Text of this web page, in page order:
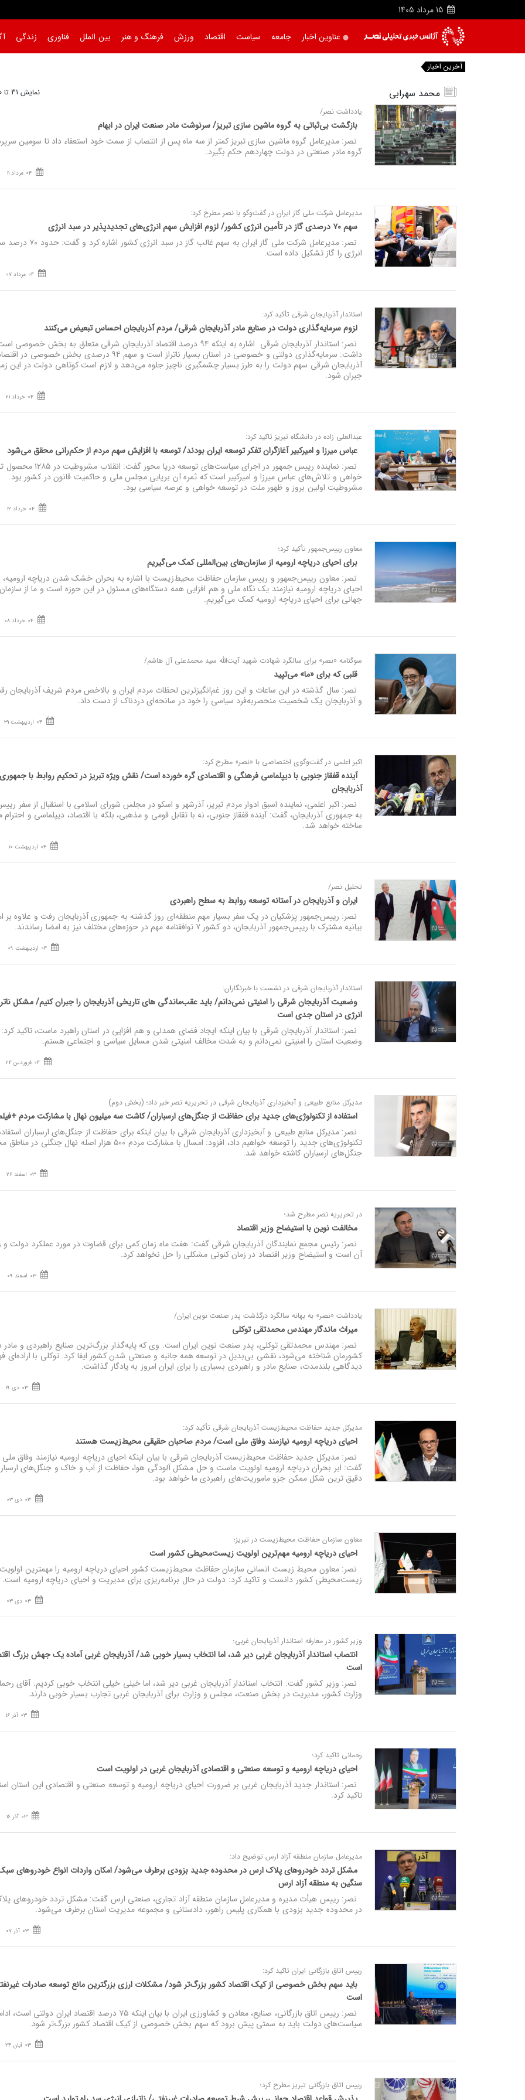
15 مرداد 1405
عناوین اخبار جامعه سیاست اقتصاد ورزش فرهنگ و هنر بین الملل فناوری زندگی
آخرین اخبار
محمد سهرابی
نمایش 31 تا 60 از 334
یادداشت نصر/
بازگشت بی‌ثباتی به گروه ماشین سازی تبریز/ سرنوشت مادر صنعت ایران در ابهام
نصر: مدیرعامل گروه ماشین سازی تبریز کمتر از سه ماه پس از انتصاب از سمت خود استعفاء داد تا سومین
گروه مادر صنعتی در دولت چهاردهم حکم بگیرد.
04 مرداد 11
مدیرعامل شرکت ملی گاز ایران در گفت‌وگو با نصر مطرح کرد:
سهم ۷۰ درصدی گاز در تأمین انرژی کشور/ لزوم افزایش سهم انرژی‌های تجدیدپذیر در سبد انرژی
نصر: مدیرعامل شرکت ملی گاز ایران به سهم غالب گاز در سبد انرژی کشور
انرژی را گاز تشکیل داده است.
04 مرداد 07
استاندار آذربایجان شرقی تأکید کرد:
لزوم سرمایه‌گذاری دولت در صنایع مادر آذربایجان شرقی/ مردم آذربایجان احساس تبعیض می‌کنند
نصر: استاندار آذربایجان شرقی اشاره به اینکه ۹۴ درصد اقتصاد آذربایجان شرقی متعلق به بخش
داشت: سرمایه‌گذاری دولتی و خصوصی در استان بسیار ناتراز است و سهم ۹۴ درصدی بخش خصوصی در
آذربایجان شرقی سهم دولت را به طرز بسیار چشمگیری ناچیز جلوه می‌دهد و لازم است کوتاهی دولت در این
جبران شود.
04 خرداد 21
عبدالعلی‌ زاده در دانشگاه تبریز تاکید کرد:
عباس میرزا و امیرکبیر آغازگران تفکر توسعه ایران بودند/ توسعه با افزایش سهم مردم از حکم‌رانی محقق می‌شود
نصر: نماینده رییس‌ جمهور در اجرای سیاست‌های توسعه دریا محور
خواهی و تلاش‌های عباس میرزا و امیرکبیر است که ثمره آن برپایی مجلس ملی و حاکمیت قانون در کشور بود.
مشروطیت اولین بروز و ظهور ملت در توسعه خواهی و عرصه سیاسی بود.
04 خرداد 12
معاون رییس‌جمهور تأکید کرد؛
برای احیای دریاچه ارومیه از سازمان‌های بین‌المللی کمک می‌گیریم
نصر: معاون رییس‌جمهور و رییس سازمان حفاظت محیط‌زیست با اشاره به بحران خشک شدن دریاچه
احیای دریاچه ارومیه نیازمند یک نگاه ملی و هم افزایی همه دستگاه‌های مسئول در این حوزه است و ما از
جهانی برای احیای دریاچه ارومیه کمک می‌گیریم.
04 خرداد 08
سوگنامه‌ «نصر» برای سالگرد شهادت شهید آیت‌الله سید محمدعلی آل هاشم/
قلبی که برای «ما» می‌تپید
نصر: سال گذشته در این ساعات و این روز غم‌انگیزترین لحظات مردم ایران و بالاخص مردم شریف آذربایجان
و آذربایجان یک شخصیت منحصربه‌فرد سیاسی را خود در سانحه‌ای دردناک از دست داد.
04 اردیبهشت 31
اکبر اعلمی در گفت‌وگوی اختصاصی با «نصر» مطرح کرد:
آینده قفقاز جنوبی با دیپلماسی فرهنگی و اقتصادی گره خورده است/ نقش ویژه تبریز در تحکیم روابط با جمهوری
آذربایجان
نصر: اکبر اعلمی، نماینده اسبق ادوار مردم تبریز، آذرشهر و اسکو در مجلس شورای اسلامی با استقبال از سفر
به جمهوری آذربایجان، گفت: آینده قفقاز جنوبی، نه با تقابل قومی و مذهبی، بلکه با اقتصاد، دیپلماسی و احترام
ساخته خواهد شد.
04 اردیبهشت 10
تحلیل نصر/
ایران و آذربایجان در آستانه توسعه روابط به سطح راهبردی
نصر: رییس‌جمهور پزشکیان در یک سفر بسیار مهم منطقه‌ای روز گذشته به جمهوری آذربایجان رفت و علاوه بر
بیانیه مشترک با رییس‌جمهور آذربایجان، دو کشور ۷ توافقنامه مهم در حوزه‌های مختلف نیز به امضا رساندند.
04 اردیبهشت 09
استاندار آذربایجان شرقی در نشست با خبرنگاران:
وضعیت آذربایجان شرقی را امنیتی نمی‌دانم/ باید عقب‌ماندگی های تاریخی آذربایجان را جبران کنیم/ مشکل
انرژی در استان جدی است
نصر: استاندار آذربایجان شرقی با بیان اینکه ایجاد فضای همدلی و هم افزایی در استان راهبرد ماست، تاکید
وضعیت استان را امنیتی نمی‌دانم و به شدت مخالف امنیتی شدن مسایل سیاسی و اجتماعی هستم.
04 فروردین 24
مدیرکل منابع طبیعی و آبخیزداری آذربایجان شرقی در تحریریه نصر خبر داد؛ (بخش دوم)
استفاده از تکنولوژی‌های جدید برای حفاظت از جنگل‌های ارسباران/ کاشت سه میلیون نهال با مشارکت مردم
نصر: مدیرکل منابع طبیعی و آبخیزداری آذربایجان شرقی با بیان اینکه برای حفاظت از جنگل‌های ارسباران
تکنولوژی‌های جدید را توسعه خواهیم داد، افزود: امسال با مشارکت مردم ۵۰۰ هزار اصله نهال
جنگل‌های ارسباران کاشته خواهد شد.
03 اسفند 26
در تحریریه نصر مطرح شد؛
مخالفت نوین با استیضاح وزیر اقتصاد
نصر: رئیس مجمع نمایندگان آذربایجان شرقی گفت: هفت ماه زمان کمی برای قضاوت در مورد عملکرد دولت و
آن است و استیضاح وزیر اقتصاد در زمان کنونی مشکلی را حل نخواهد کرد.
03 اسفند 09
یادداشت «نصر» به بهانه سالگرد درگذشت پدر صنعت نوین ایران/
میراث ماندگار مهندس محمدتقی توکلی
نصر: مهندس محمدتقی توکلی، پدر صنعت نوین ایران است. وی که پایه‌گذار بزرگ‌ترین صنایع راهبردی و مادر
کشورمان شناخته می‌شود، نقشی بی‌بدیل در توسعه همه جانبه و صنعتی شدن کشور ایفا کرد. توکلی با اراده‌ای
دیدگاهی بلندمدت، صنایع مادر و راهبردی بسیاری را برای ایران امروز به یادگار گذاشت.
03 دی 19
مدیرکل جدید حفاظت محیط‌زیست آذربایجان شرقی تأکید کرد:
احیای دریاچه ارومیه نیازمند وفاق ملی است/ مردم صاحبان حقیقی محیط‌زیست هستند
نصر: مدیرکل جدید حفاظت محیط‌زیست آذربایجان شرقی با بیان اینکه احیای دریاچه ارومیه نیازمند وفاق
گفت: ابر بحران دریاچه ارومیه اولویت ماست و حل مشکل آلودگی هوا، حفاظت از آب و خاک و جنگل‌های
دقیق ترین شکل ممکن جزو ماموریت‌های راهبردی ما خواهد بود.
03 دی 03
معاون سازمان حفاظت محیط‌زیست در تبریز؛
احیای دریاچه ارومیه مهم‌ترین اولویت زیست‌محیطی کشور است
نصر: معاون محیط زیست انسانی سازمان حفاظت محیط‌زیست کشور احیای دریاچه ارومیه را مهمترین اولویت
زیست‌محیطی کشور دانست و تاکید کرد: دولت در حال برنامه‌ریزی برای مدیریت و احیای دریاچه ارومیه است.
03 دی 03
وزیر کشور در معارفه استاندار آذربایجان غربی؛
انتصاب استاندار آذربایجان غربی دیر شد، اما انتخاب بسیار خوبی شد/ آذربایجان غربی آماده یک جهش بزرگ
است
نصر: وزیر کشور گفت: انتخاب استاندار آذربایجان غربی دیر شد، اما خیلی خیلی انتخاب خوبی کردیم. آقای
وزارت کشور، مدیریت در بخش صنعت، مجلس و وزارت برای آذربایجان غربی تجارب بسیار خوبی دارند.
03 آذر 16
رحمانی تاکید کرد؛
احیای دریاچه ارومیه و توسعه صنعتی و اقتصادی آذربایجان غربی در اولویت است
نصر: استاندار جدید آذربایجان غربی بر ضرورت احیای دریاچه ارومیه و توسعه صنعتی و اقتصادی این استان
تاکید کرد.
03 آذر 16
مدیرعامل سازمان منطقه آزاد ارس توضیح داد:
مشکل تردد خودروهای پلاک ارس در محدوده جدید بزودی برطرف می‌شود/ امکان واردات انواع خودروهای
سنگین به منطقه آزاد ارس
نصر: رییس هیأت مدیره و مدیرعامل سازمان منطقه آزاد تجاری، صنعتی ارس گفت: مشکل تردد خودروهای
در محدوده جدید بزودی با همکاری پلیس راهور، دادستانی و مجموعه مدیریت استان برطرف می‌شود.
03 آذر 07
رییس اتاق بازرگانی ایران تاکید کرد:
باید سهم بخش خصوصی از کیک اقتصاد کشور بزرگ‌تر شود/ مشکلات ارزی بزرگترین مانع توسعه صادرات
است
نصر: رییس اتاق بازرگانی، صنایع، معادن و کشاورزی ایران با بیان اینکه ۷۵ درصد اقتصاد ایران
سیاست‌های دولت باید به سمتی پیش برود که سهم بخش خصوصی از کیک اقتصاد کشور بزرگ‌تر شود.
03 آبان 24
رییس اتاق بازرگانی تبریز مطرح کرد؛